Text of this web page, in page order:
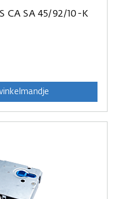
CA SA 45/92/10-K